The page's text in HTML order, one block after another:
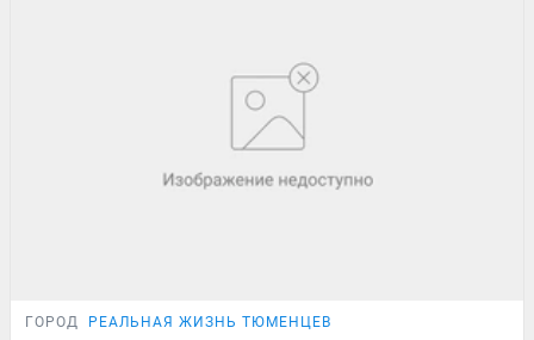
ГОРОД РЕАЛЬНАЯ ЖИЗНЬ ТЮМЕНЦЕВ